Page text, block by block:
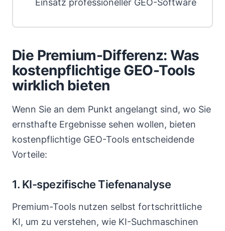
Einsatz professioneller GEO-Software
Die Premium-Differenz: Was
kostenpflichtige GEO-Tools
wirklich bieten
Wenn Sie an dem Punkt angelangt sind, wo Sie
ernsthafte Ergebnisse sehen wollen, bieten
kostenpflichtige GEO-Tools entscheidende
Vorteile:
1. KI-spezifische Tiefenanalyse
Premium-Tools nutzen selbst fortschrittliche
KI, um zu verstehen, wie KI-Suchmaschinen